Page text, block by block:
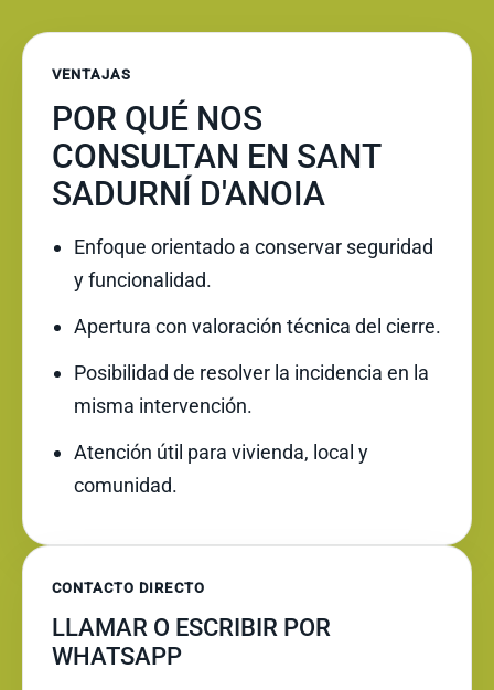
VENTAJAS
POR QUÉ NOS
CONSULTAN EN SANT
SADURNÍ D'ANOIA
Enfoque orientado a conservar seguridad
y funcionalidad.
Apertura con valoración técnica del cierre.
Posibilidad de resolver la incidencia en la
misma intervención.
Atención útil para vivienda, local y
comunidad.
CONTACTO DIRECTO
LLAMAR O ESCRIBIR POR
WHATSAPP